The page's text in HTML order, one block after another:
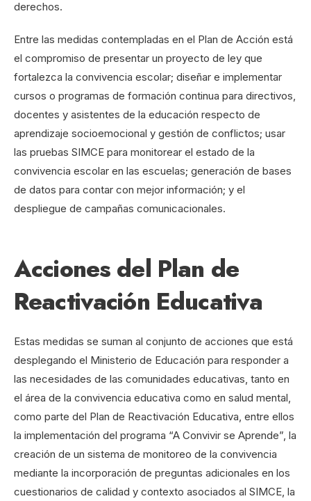
derechos.
Entre las medidas contempladas en el Plan de Acción está
el compromiso de presentar un proyecto de ley que
fortalezca la convivencia escolar; diseñar e implementar
cursos o programas de formación continua para directivos,
docentes y asistentes de la educación respecto de
aprendizaje socioemocional y gestión de conflictos; usar
las pruebas SIMCE para monitorear el estado de la
convivencia escolar en las escuelas; generación de bases
de datos para contar con mejor información; y el
despliegue de campañas comunicacionales.
Acciones del Plan de
Reactivación Educativa
Estas medidas se suman al conjunto de acciones que está
desplegando el Ministerio de Educación para responder a
las necesidades de las comunidades educativas, tanto en
el área de la convivencia educativa como en salud mental,
como parte del Plan de Reactivación Educativa, entre ellos
la implementación del programa “A Convivir se Aprende”, la
creación de un sistema de monitoreo de la convivencia
mediante la incorporación de preguntas adicionales en los
cuestionarios de calidad y contexto asociados al SIMCE, la